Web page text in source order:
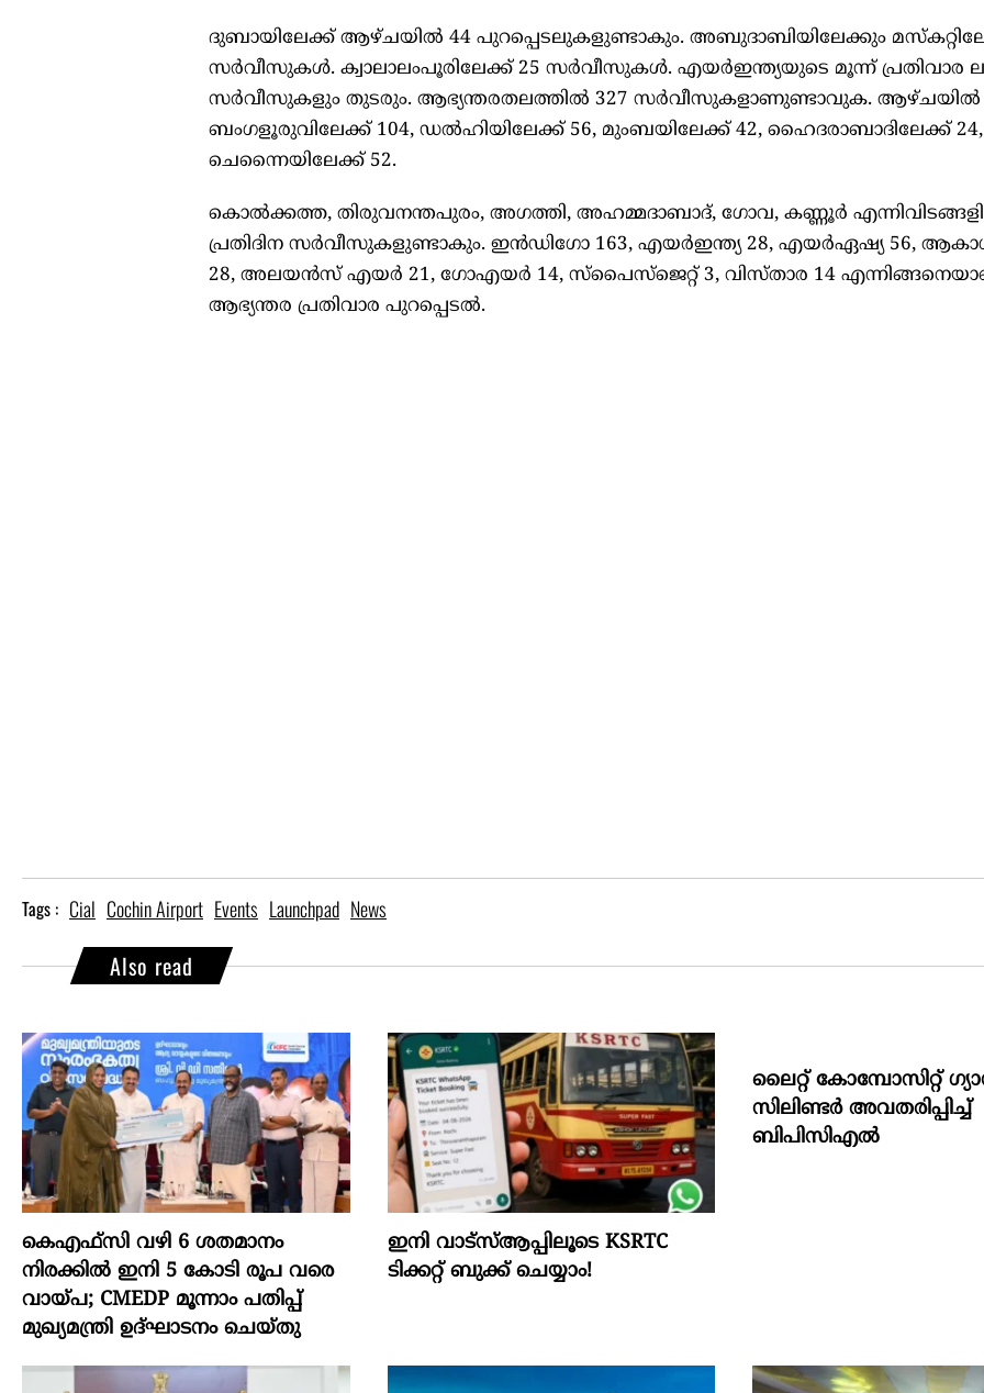
ദുബായിലേക്ക് ആഴ്ചയിൽ 44 പുറപ്പെടലുകളുണ്ടാകും. അബുദാബിയിലേക്കും
സർവീസുകൾ. ക്വാലാലംപൂരിലേക്ക് 25 സർവീസുകൾ. എയർഇന്ത്യയുടെ മൂന്ന് പ്രതിവാര
സർവീസുകളും തുടരും. ആഭ്യന്തരതലത്തിൽ 327 സർവീസുകളാണുണ്ടാവുക. ആഴ്ചയിൽ
ബംഗളൂരുവിലേക്ക് 104, ഡൽഹിയിലേക്ക് 56, മുംബയിലേക്ക് 42, ഹൈദരാബാദിലേക്ക് 24,
ചെന്നൈയിലേക്ക് 52.
കൊൽക്കത്ത, തിരുവനന്തപുരം, അഗത്തി, അഹമ്മദാബാദ്, ഗോവ, കണ്ണൂർ
പ്രതിദിന സർവീസുകളുണ്ടാകും. ഇൻഡിഗോ 163, എയർഇന്ത്യ 28, എയർഏഷ്യ 56,
28, അലയൻസ് എയർ 21, ഗോഎയർ 14, സ്‌പൈസ്‌ജെറ്റ് 3, വിസ്താര 14
ആഭ്യന്തര പ്രതിവാര പുറപ്പെടൽ.
Tags : Cial Cochin Airport Events Launchpad News
Also read
കെഎഫ്സി വഴി 6 ശതമാനം
നിരക്കിൽ ഇനി 5 കോടി രൂപ വരെ
വായ്പ; CMEDP മൂന്നാം പതിപ്പ്
മുഖ്യമന്ത്രി ഉദ്ഘാടനം ചെയ്തു
ഇനി വാട്‌സ്ആപ്പിലൂടെ KSRTC
ടിക്കറ്റ് ബുക്ക് ചെയ്യാം!
ലൈറ്റ് കോമ്പോസിറ്റ്
സിലിണ്ടർ അവതരിപ്പിച്ച്
ബിപിസിഎൽ